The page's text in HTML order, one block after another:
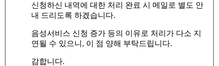
신청하신 내역에 대한 처리 완료 시 메일로 별도 안
내 드리도록 하겠습니다.
음성서비스 신청 증가 등의 이유로 처리가 다소 지
연될 수 있으니, 이 점 양해 부탁드립니다.
감합니다.